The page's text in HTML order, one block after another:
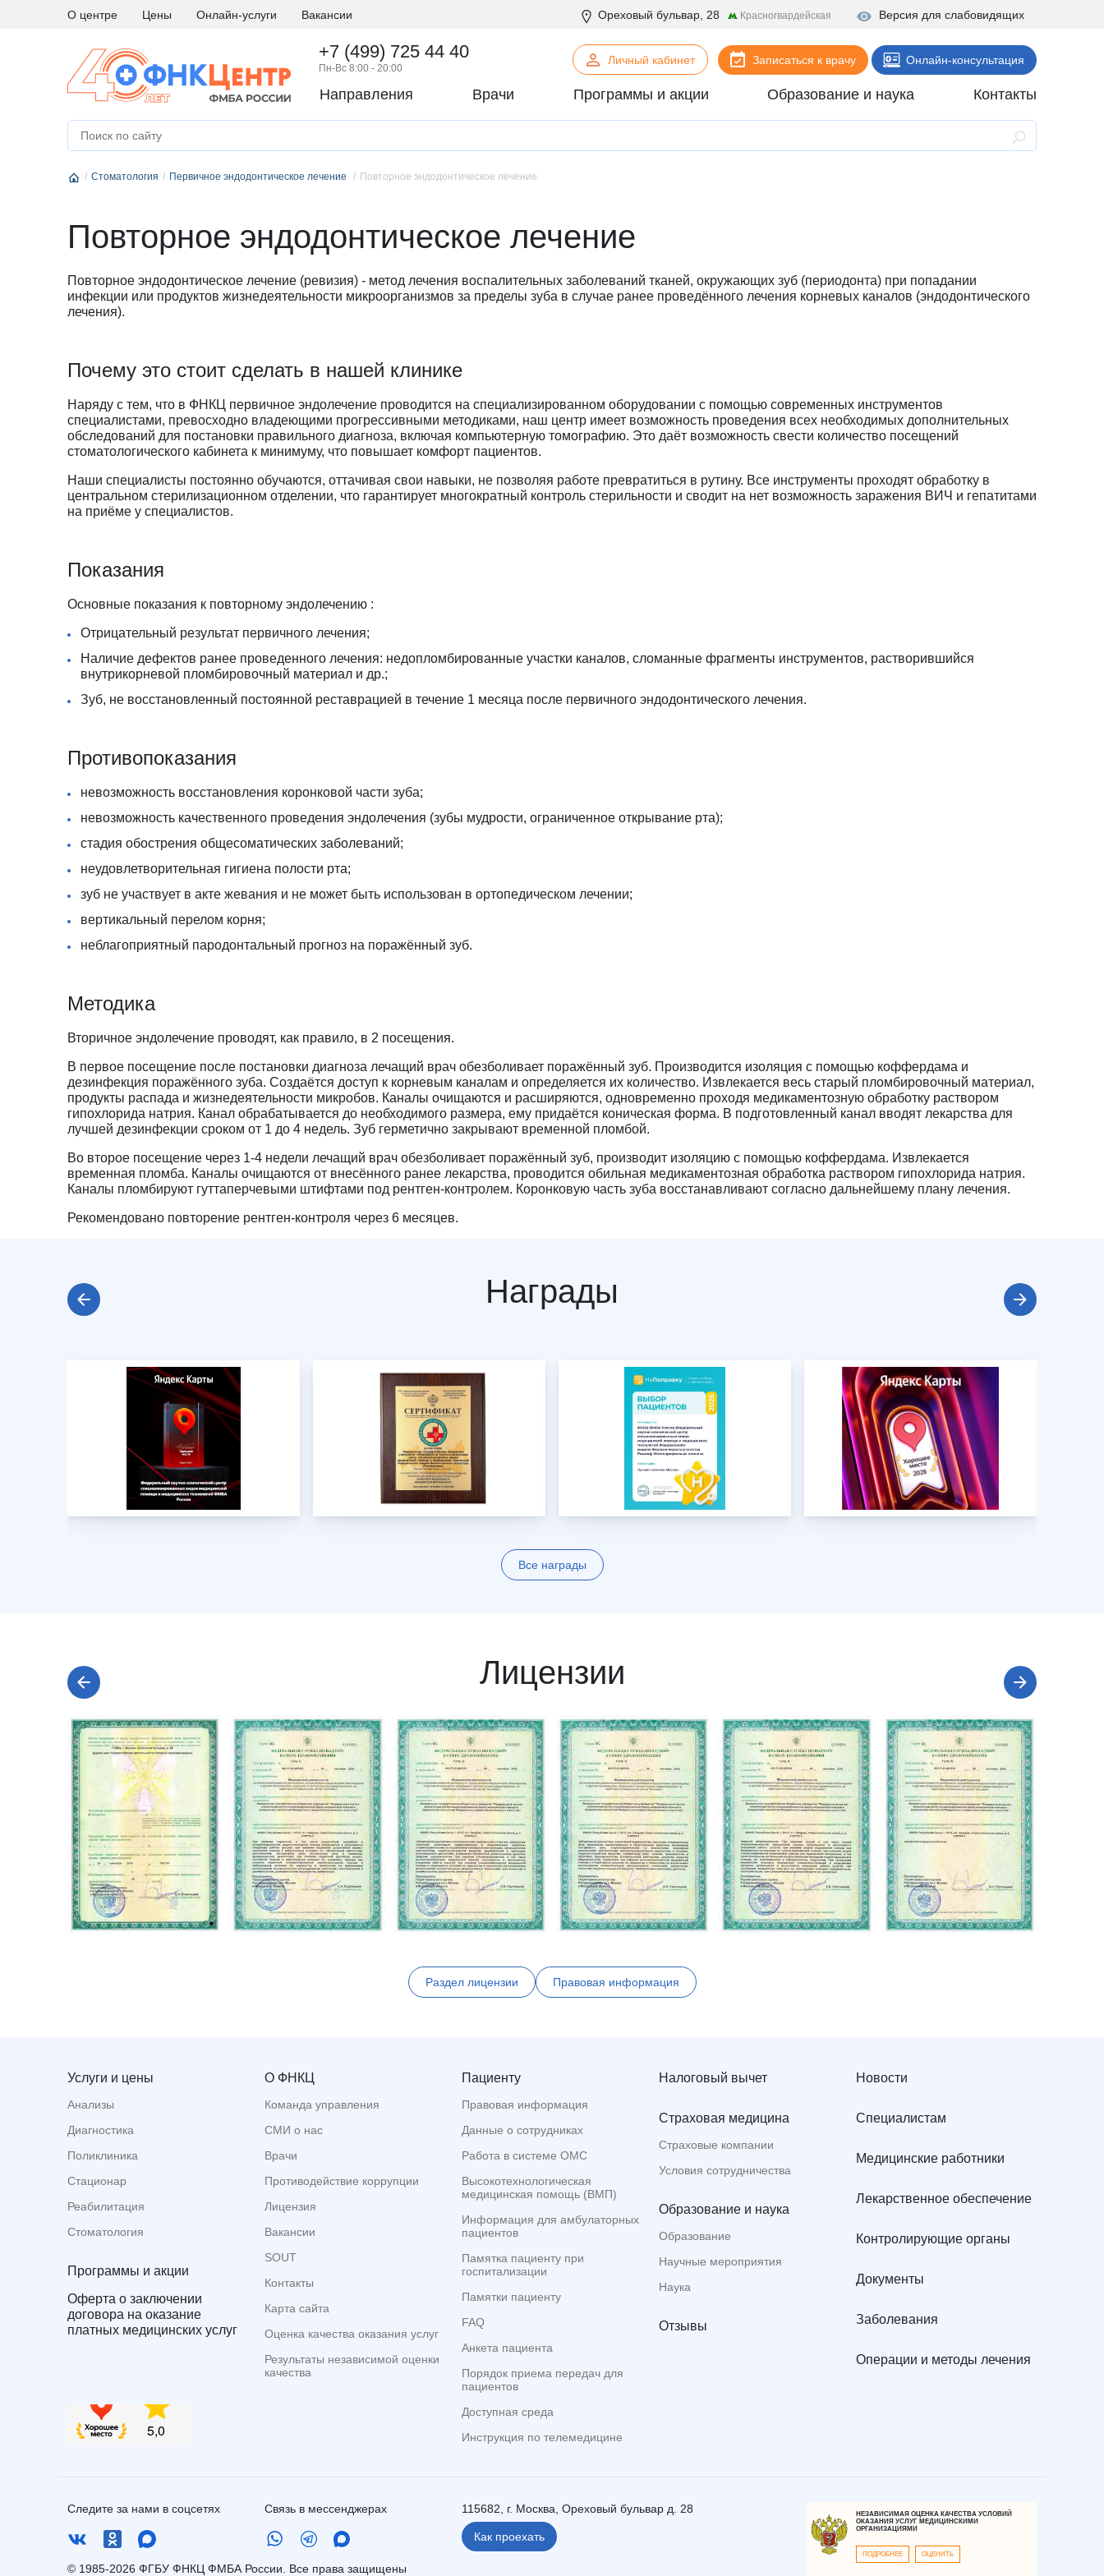
О центре Цены Онлайн-услуги Вакансии Версия для слабовидящих
Ореховый бульвар, 28 Красногвардейская
+7 (499) 725 44 40
Пн-Вс 8:00 - 20:00
Личный кабинет Записаться к врачу Онлайн-консультация
Направления
А
Абдоминальная хирургия
Аллергология и иммунология
Андрология
Б
Г
Гастроэнтерология
Гинекология
Гинекология - эндокринология
Инфекционные болезни
К
Кардиология
Кардиоонкология
Кардиохирургия
Кистевая хирургия
Клиника абдоминальной хирургии
Клиника лечения боли
Колопроктология
Мануальная терапия
Н
Неврология
Нейроофтальмология
Нефрология
Онкология
Остеопатия
Оториноларингология (ЛОР)
Офтальмология
П
Патологии головы и шеи
Пластическая хирургия
Подология
Регенеративная медицина
Рефлексотерапия
Стоматология
У
Урология
Флебология
превентивной медицины
Центр снижения веса
Центр спасения конечностей
Челюстно-лицевая хирургия
Стоматология
Центр профессиональной
патологии
Врачи Программы и акции Образование и наука Контакты
Стоматология Первичное эндодонтическое лечение Повторное эндодонтическое лечение
Повторное эндодонтическое лечение
Повторное эндодонтическое лечение (ревизия) - метод лечения воспалительных заболеваний тканей, окружающих зуб (периодонта) при попадании
инфекции или продуктов жизнедеятельности микроорганизмов за пределы зуба в случае ранее проведённого лечения корневых каналов (эндодонтического
лечения).
Почему это стоит сделать в нашей клинике
Наряду с тем, что в ФНКЦ первичное эндолечение проводится на специализированном оборудовании с помощью современных инструментов
специалистами, превосходно владеющими прогрессивными методиками, наш центр имеет возможность проведения всех необходимых дополнительных
обследований для постановки правильного диагноза, включая компьютерную томографию. Это даёт возможность свести количество посещений
стоматологического кабинета к минимуму, что повышает комфорт пациентов.
Наши специалисты постоянно обучаются, оттачивая свои навыки, не позволяя работе превратиться в рутину. Все инструменты проходят обработку в
центральном стерилизационном отделении, что гарантирует многократный контроль стерильности и сводит на нет возможность заражения ВИЧ и гепатитами
на приёме у специалистов.
Показания
Основные показания к повторному эндолечению :
Отрицательный результат первичного лечения;
Наличие дефектов ранее проведенного лечения: недопломбированные участки каналов, сломанные фрагменты инструментов, растворившийся
внутрикорневой пломбировочный материал и др.;
Зуб, не восстановленный постоянной реставрацией в течение 1 месяца после первичного эндодонтического лечения.
Противопоказания
невозможность восстановления коронковой части зуба;
невозможность качественного проведения эндолечения (зубы мудрости, ограниченное открывание рта);
стадия обострения общесоматических заболеваний;
неудовлетворительная гигиена полости рта;
зуб не участвует в акте жевания и не может быть использован в ортопедическом лечении;
вертикальный перелом корня;
неблагоприятный пародонтальный прогноз на поражённый зуб.
Методика
Вторичное эндолечение проводят, как правило, в 2 посещения.
В первое посещение после постановки диагноза лечащий врач обезболивает поражённый зуб. Производится изоляция с помощью коффердама и
дезинфекция поражённого зуба. Создаётся доступ к корневым каналам и определяется их количество. Извлекается весь старый пломбировочный материал,
продукты распада и жизнедеятельности микробов. Каналы очищаются и расширяются, одновременно проходя медикаментозную обработку раствором
гипохлорида натрия. Канал обрабатывается до необходимого размера, ему придаётся коническая форма. В подготовленный канал вводят лекарства для
лучшей дезинфекции сроком от 1 до 4 недель. Зуб герметично закрывают временной пломбой.
Во второе посещение через 1-4 недели лечащий врач обезболивает поражённый зуб, производит изоляцию с помощью коффердама. Извлекается
временная пломба. Каналы очищаются от внесённого ранее лекарства, проводится обильная медикаментозная обработка раствором гипохлорида натрия.
Каналы пломбируют гуттаперчевыми штифтами под рентген-контролем. Коронковую часть зуба восстанавливают согласно дальнейшему плану лечения.
Рекомендовано повторение рентген-контроля через 6 месяцев.
Награды
Все награды
Лицензии
Раздел лицензии Правовая информация
Услуги и цены
Анализы
Диагностика
Поликлиника
Стационар
Реабилитация
Стоматология
Программы и акции
Оферта о заключении
договора на оказание
платных медицинских услуг
О ФНКЦ
Команда управления
СМИ о нас
Врачи
Противодействие коррупции
Лицензия
Вакансии
SOUT
Контакты
Карта сайта
Оценка качества оказания услуг
Результаты независимой оценки
качества
Пациенту
Правовая информация
Данные о сотрудниках
Работа в системе ОМС
Высокотехнологическая
медицинская помощь (ВМП)
Информация для амбулаторных
пациентов
Памятка пациенту при
госпитализации
Памятки пациенту
FAQ
Анкета пациента
Порядок приема передач для
пациентов
Доступная среда
Инструкция по телемедицине
Налоговый вычет
Страховая медицина
Страховые компании
Условия сотрудничества
Образование и наука
Образование
Научные мероприятия
Наука
Отзывы
Новости
Специалистам
Медицинские работники
Лекарственное обеспечение
Контролирующие органы
Документы
Заболевания
Операции и методы лечения
Следите за нами в соцсетях Связь в мессенджерах
© 1985-2026 ФГБУ ФНКЦ ФМБА России. Все права защищены
115682, г. Москва, Ореховый бульвар д. 28
Как проехать
НЕЗАВИСИМАЯ ОЦЕНКА КАЧЕСТВА УСЛОВИЙ
ОКАЗАНИЯ УСЛУГ МЕДИЦИНСКИМИ
ОРГАНИЗАЦИЯМИ
ПОДРОБНЕЕ ОЦЕНИТЬ